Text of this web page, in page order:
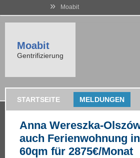
» Moabit
Moabit
Gentrifizierung
STARTSEITE MELDUNGEN
Anna Wereszka-
auch Ferienwohnung
60qm für 2875€/Monat